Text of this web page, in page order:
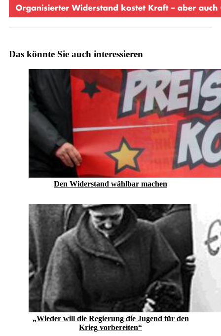
Das könnte Sie auch interessieren
Den Widerstand wählbar machen
„Wieder will die Regierung die Jugend für den
Krieg vorbereiten“